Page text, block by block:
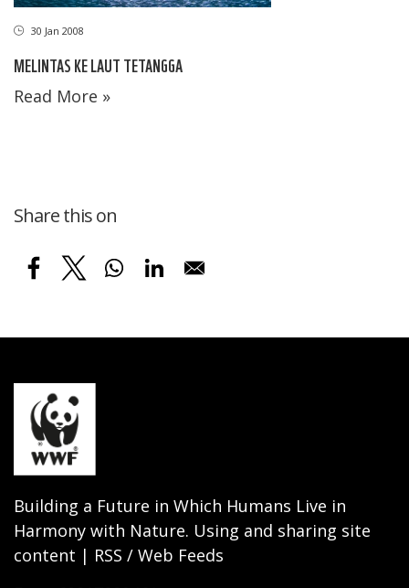
30 Jan 2008
MELINTAS KE LAUT TETANGGA
Read More »
Share this on
Building a Future in Which Humans Live in
Harmony with Nature. Using and sharing site
content | RSS / Web Feeds